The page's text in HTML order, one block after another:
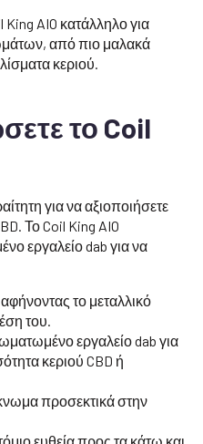
King AIO κατάλληλο για
από πιο μαλακά
κεριού.
το Coil
για να αξιοποιήσετε
Το Coil King AIO
εργαλείο dab για να
το μεταλλικό
του.
εργαλείο dab για
κεριού CBD ή
προσεκτικά στην
ευθεία προς τα κάτω και